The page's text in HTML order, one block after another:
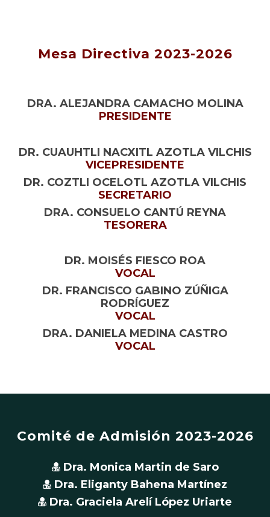
Mesa Directiva 2023-2026
DRA. ALEJANDRA CAMACHO MOLINA
PRESIDENTE
DR. CUAUHTLI NACXITL AZOTLA VILCHIS
VICEPRESIDENTE
DR. COZTLI OCELOTL AZOTLA VILCHIS
SECRETARIO
DRA. CONSUELO CANTÚ REYNA
TESORERA
DR. MOISÉS FIESCO ROA
VOCAL
DR. FRANCISCO GABINO ZÚÑIGA
RODRÍGUEZ
VOCAL
DRA. DANIELA MEDINA CASTRO
VOCAL
Comité de Admisión 2023-2026
Dra. Monica Martin de Saro
Dra. Eliganty Bahena Martínez
Dra. Graciela Arelí López Uriarte